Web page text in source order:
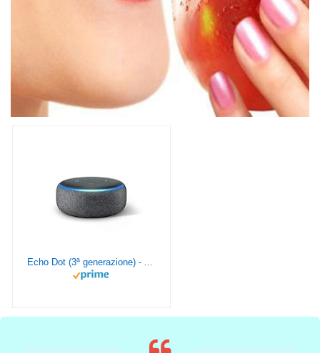
Echo Dot (3ª generazione) - Altoparlante intelligente con integrazione Alexa - Tessuto antracite